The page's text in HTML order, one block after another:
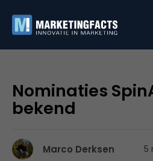
Nominaties
bekend
Marco Derksen 5